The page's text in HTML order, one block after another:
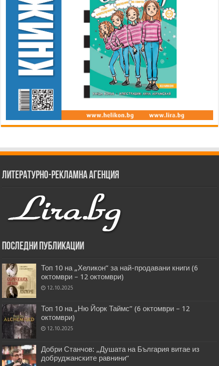
Литературно-рекламна агенция
Последни публикации
Топ 10 на „Хеликон” за най-продавани книги (6
октомври – 12 октомври)
12.10.2025
Топ 10 на „Ню Йорк Таймс” (6 октомври – 12
октомври)
12.10.2025
Добри Станчов: „Душата на България витае из
добруджанските равнини“